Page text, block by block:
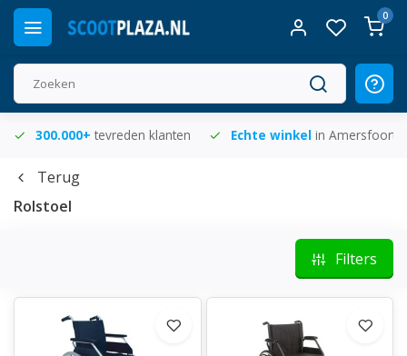
0
300.000+ tevreden klanten Echte winkel in Amersfoort
Terug
Rolstoel
Filters